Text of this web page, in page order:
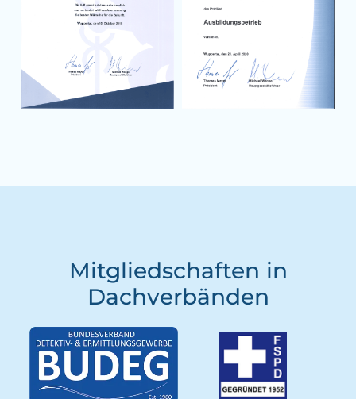
Mitgliedschaften in
Dachverbänden